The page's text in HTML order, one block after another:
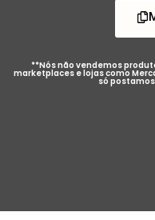
**Nós não vendemos
marketplaces e lojas como
só